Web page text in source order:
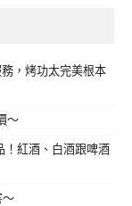
，烤功太完美根本
～
！紅酒、白酒跟啤酒
～